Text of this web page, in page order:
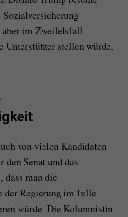
aber im Zweifelsfall
Unterstützer stellen würde,
von vielen Kandidaten
Senat und das
dass man die
der Regierung im Falle
würde. Die Kolumnistin